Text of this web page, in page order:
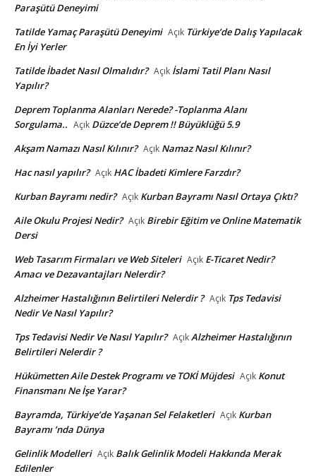
Paraşütü Deneyimi
Tatilde Yamaç Paraşütü Deneyimi Açık Türkiye’de Dalış Yapılacak
En İyi Yerler
Tatilde İbadet Nasıl Olmalıdır? Açık İslami Tatil Planı Nasıl
Yapılır?
Deprem Toplanma Alanları Nerede? -Toplanma Alanı
Sorgulama.. Açık Düzce’de Deprem !! Büyüklüğü 5.9
Akşam Namazı Nasıl Kılınır? Açık Namaz Nasıl Kılınır?
Hac nasıl yapılır? Açık HAC İbadeti Kimlere Farzdır?
Kurban Bayramı nedir? Açık Kurban Bayramı Nasıl Ortaya Çıktı?
Aile Okulu Projesi Nedir? Açık Birebir Eğitim ve Online Matematik
Dersi
Web Tasarım Firmaları ve Web Siteleri Açık E-Ticaret Nedir?
Amacı ve Dezavantajları Nelerdir?
Alzheimer Hastalığının Belirtileri Nelerdir ? Açık Tps Tedavisi
Nedir Ve Nasıl Yapılır?
Tps Tedavisi Nedir Ve Nasıl Yapılır? AçıkAlzheimer Hastalığının
Belirtileri Nelerdir ?
Hükümetten Aile Destek Programı ve TOKİ Müjdesi Açık Konut
Finansmanı Ne İşe Yarar?
Bayramda, Türkiye’de Yaşanan Sel Felaketleri Açık Kurban
Bayramı ’nda Dünya
Gelinlik Modelleri Açık Balık Gelinlik Modeli Hakkında Merak
Edilenler